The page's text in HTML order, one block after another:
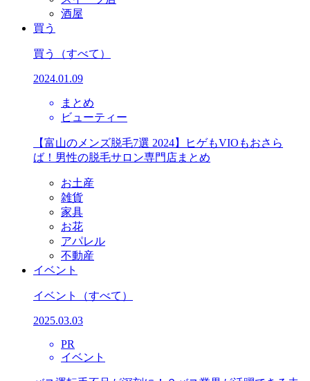
酒屋
買う
買う （すべて）
2024.01.09
まとめ
ビューティー
【富山のメンズ脱毛7選 2024】ヒゲもVIOもおさら
ば！男性の脱毛サロン専門店まとめ
お土産
雑貨
家具
お花
アパレル
不動産
イベント
イベント （すべて）
2025.03.03
PR
イベント